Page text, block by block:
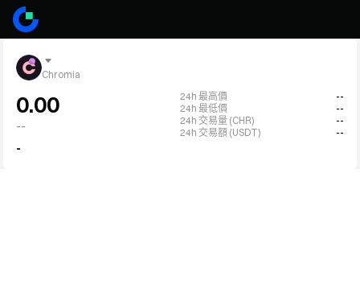
Chromia
0.00
--
-
24h 最高價
--
24h 最低價
--
24h 交易量 (CHR)
--
24h 交易額 (USDT)
--